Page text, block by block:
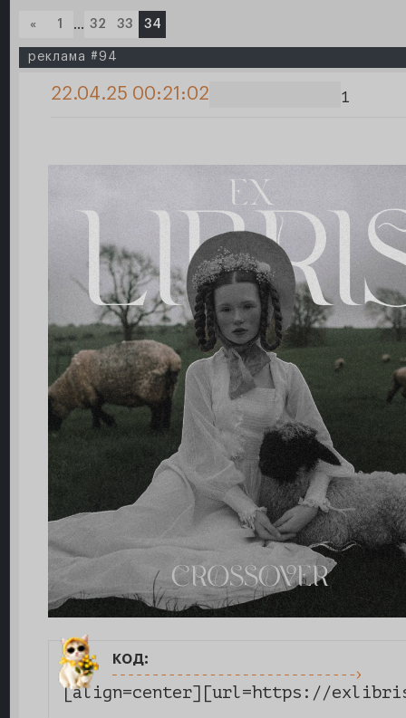
« 1 … 32 33 34
реклама #94
1
22.04.25 00:21:02
код:
[align=center][url=https://